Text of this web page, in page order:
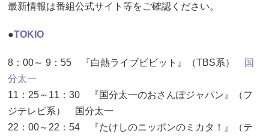
最新情報は番組公式サイト等をご確認ください。
●TOKIO
8：00～ 9：55 『白熱ライブビビット』（TBS系）
国
分太一
11：25～11：30 『国分太一のおさんぽジャパン』（フ
ジテレビ系） 国分太一
22：00～22：54 『たけしのニッポンのミカタ！』（テ